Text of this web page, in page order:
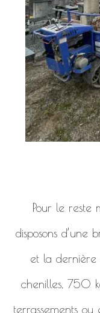
Pour le reste
disposons d’une
et la dernière
chenilles, 750
terrassements